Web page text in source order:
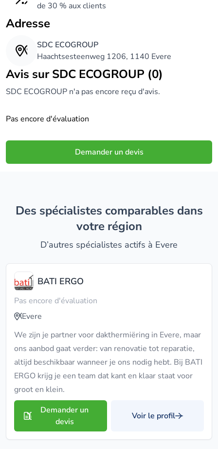
de 30 % aux clients
Adresse
SDC ECOGROUP
Haachtsesteenweg 1206, 1140 Evere
Avis sur SDC ECOGROUP (0)
SDC ECOGROUP n'a pas encore reçu d'avis.
Pas encore d'évaluation
Demander un devis
Des spécialistes comparables dans
votre région
D’autres spécialistes actifs à Evere
BATI ERGO
Pas encore d'évaluation
Evere
We zijn je partner voor dakthermiëring in Evere, maar
ons aanbod gaat verder: van renovatie tot reparatie,
altijd beschikbaar wanneer je ons nodig hebt. Bij BATI
ERGO krijg je een team dat kant en klaar staat voor
groot en klein.
Demander un
devis
Voir le profil